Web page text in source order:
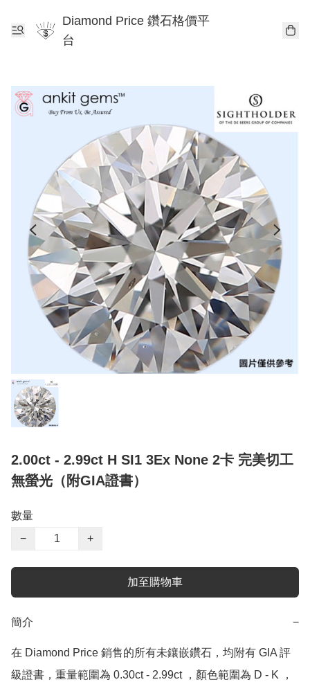
Diamond Price 鑽石格價平
台
2.00ct - 2.99ct H SI1 3Ex None 2卡 完美切工
無螢光（附GIA證書）
數量
−
+
加至購物車
簡介 −
在 Diamond Price 銷售的所有未鑲嵌鑽石，均附有 GIA 評
級證書，重量範圍為 0.30ct - 2.99ct ，顏色範圍為 D - K ，